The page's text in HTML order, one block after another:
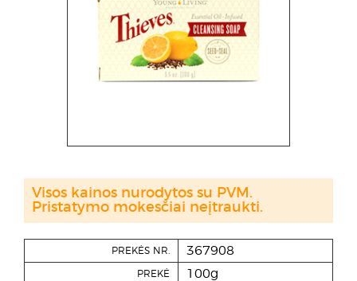
PREKĖS NR. 367908
PREKĖ 100g
Visos kainos nurodytos su PVM.
Pristatymo mokesčiai neįtraukti.